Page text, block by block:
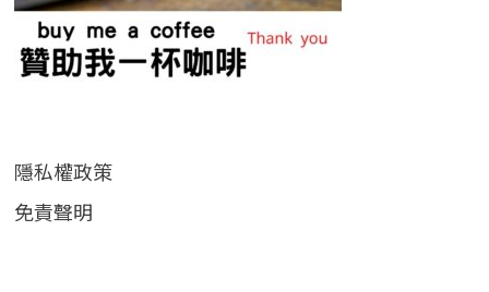
隱私權政策
免責聲明